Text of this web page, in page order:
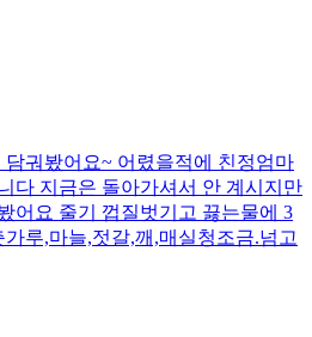
궈봤어요~ 어렸을적에 친정엄마
다 지금은 돌아가셔서 안 계시지만
어요 줄기 껍질벗기고 끓는물에 3
루,마늘,젓갈,깨,매실청조금.넘고